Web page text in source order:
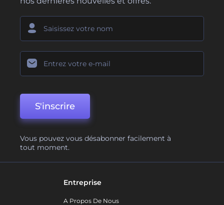
S'inscrire
Vous pouvez vous désabonner facilement à
tout moment.
Entreprise
A Propos De Nous